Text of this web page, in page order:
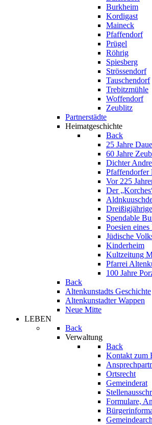
Burkheim
Kordigast
Maineck
Pfaffendorf
Prügel
Röhrig
Spiesberg
Strössendorf
Tauschendorf
Trebitzmühle
Woffendorf
Zeublitz
Partnerstädte
Heimatgeschichte
Back
25 Jahre
60 Jahre
Dichter
Pfaffendorfer
Vor 225
Der
Spendable
Poesien
Jüdische
Kinderheim
Kultzeitung
Pfarrei
100 Jahre
Back
Altenkunstadts Geschichte
Altenkunstadter Wappen
Neue Mitte
LEBEN
Back
Verwaltung
Back
Kontakt zum
Ortsrecht
Gemeinderat
Formulare,